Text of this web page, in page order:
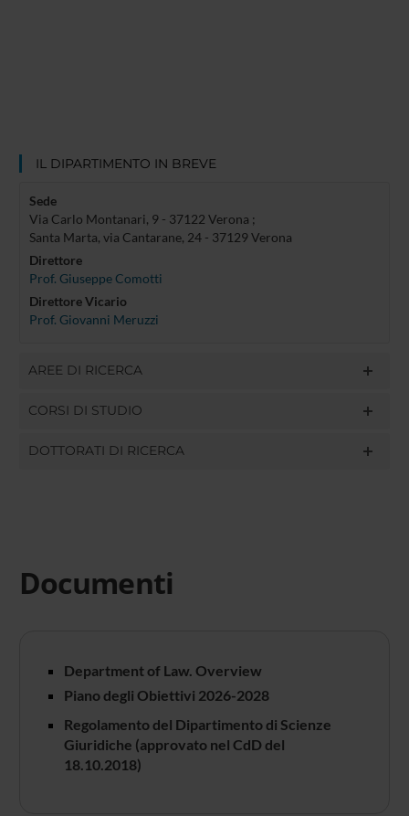
IL DIPARTIMENTO IN BREVE
Sede
Via Carlo Montanari, 9 - 37122 Verona ;
Santa Marta, via Cantarane, 24 - 37129 Verona
Direttore
Prof. Giuseppe Comotti
Direttore Vicario
Prof. Giovanni Meruzzi
AREE DI RICERCA
CORSI DI STUDIO
DOTTORATI DI RICERCA
Documenti
Department of Law. Overview
Piano degli Obiettivi 2026-2028
Regolamento del Dipartimento di Scienze
Giuridiche (approvato nel CdD del
18.10.2018)